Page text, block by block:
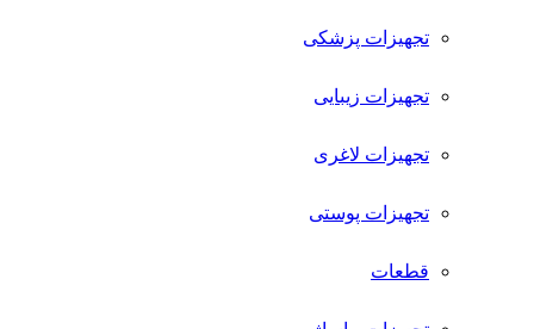
تجهیزات پزشکی
تجهیزات زیبایی
تجهیزات لاغری
تجهیزات پوستی
قطعات